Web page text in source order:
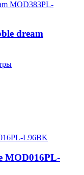
dream
MOD016PL-